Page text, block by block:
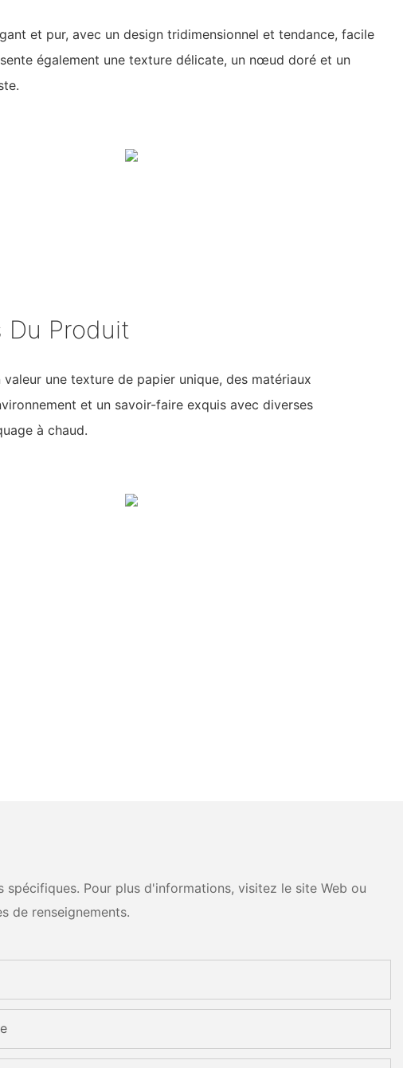
et pur, avec un design tridimensionnel et tendance, facile
également une texture délicate, un nœud doré et un
Du Produit
valeur une texture de papier unique, des matériaux
et un savoir-faire exquis avec diverses
à chaud.
Pour plus d'informations, visitez le site Web ou
de renseignements.